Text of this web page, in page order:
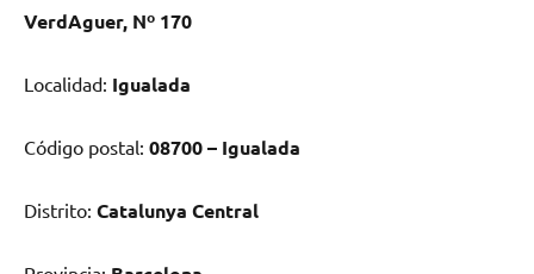
VerdAguer, Nº 170
Localidad: Igualada
Código postal: 08700 – Igualada
Distrito: Catalunya Central